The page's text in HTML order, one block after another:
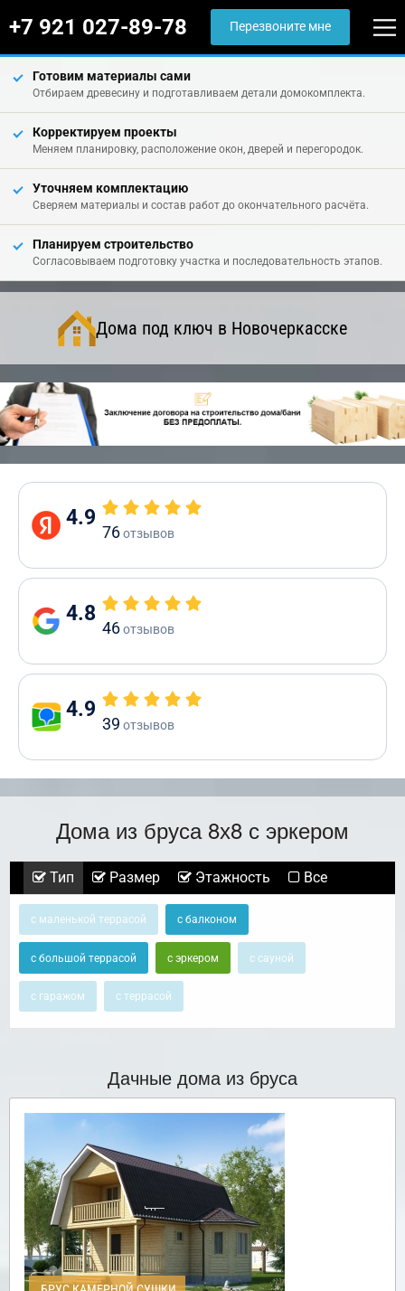
+7 921 027-89-78 Перезвоните мне
Готовим материалы сами
Отбираем древесину и подготавливаем детали домокомплекта.
Корректируем проекты
Меняем планировку, расположение окон, дверей и перегородок.
Уточняем комплектацию
Сверяем материалы и состав работ до окончательного расчёта.
Планируем строительство
Согласовываем подготовку участка и последовательность этапов.
Дома под ключ в Новочеркасске
4.9
76отзывов
4.8
46отзывов
4.9
39 отзывов
Дома из бруса 8х8 с эркером
Тип Размер Этажность Все
с маленькой террасой с балконом
с большой террасой с эркером с сауной
с гаражом с террасой
Дачные дома из бруса